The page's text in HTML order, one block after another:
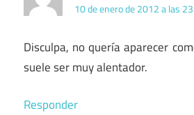
10 de enero de 2012 a las
Disculpa, no quería aparecer
suele ser muy alentador.
Responder